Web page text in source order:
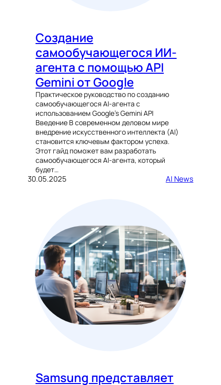
Создание
самообучающегося ИИ-
агента с помощью API
Gemini от Google
Практическое руководство по созданию
самообучающегося AI-агента с
использованием Google’s Gemini API
Введение В современном деловом мире
внедрение искусственного интеллекта (AI)
становится ключевым фактором успеха.
Этот гайд поможет вам разработать
самообучающегося AI-агента, который
будет…
30.05.2025 AI News
Samsung представляет